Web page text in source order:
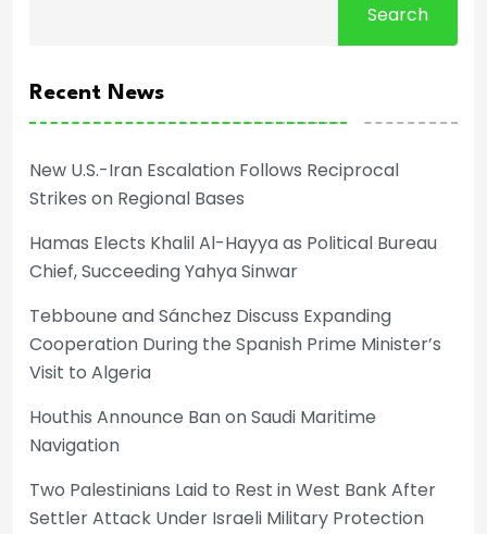
Search
Recent News
New U.S.-Iran Escalation Follows Reciprocal
Strikes on Regional Bases
Hamas Elects Khalil Al-Hayya as Political Bureau
Chief, Succeeding Yahya Sinwar
Tebboune and Sánchez Discuss Expanding
Cooperation During the Spanish Prime Minister’s
Visit to Algeria
Houthis Announce Ban on Saudi Maritime
Navigation
Two Palestinians Laid to Rest in West Bank After
Settler Attack Under Israeli Military Protection